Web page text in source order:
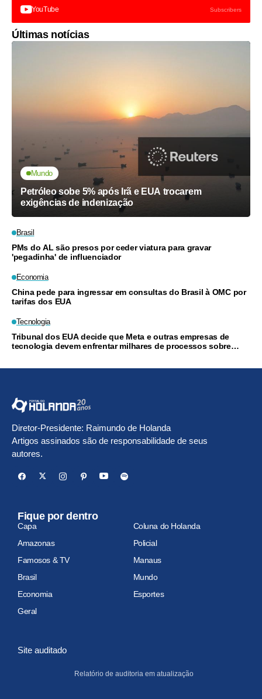
YouTube Subscribers
Últimas notícias
Mundo
Petróleo sobe 5% após Irã e EUA trocarem
exigências de indenização
Brasil
PMs do AL são presos por ceder viatura para gravar
'pegadinha' de influenciador
Economia
China pede para ingressar em consultas do Brasil à OMC por
tarifas dos EUA
Tecnologia
Tribunal dos EUA decide que Meta e outras empresas de
tecnologia devem enfrentar milhares de processos sobre
Diretor-Presidente: Raimundo de Holanda
Artigos assinados são de responsabilidade de seus
autores.
Fique por dentro
Capa
Coluna do Holanda
Amazonas
Policial
Famosos & TV
Manaus
Brasil
Mundo
Economia
Esportes
Geral
Site auditado
Relatório de auditoria em atualização